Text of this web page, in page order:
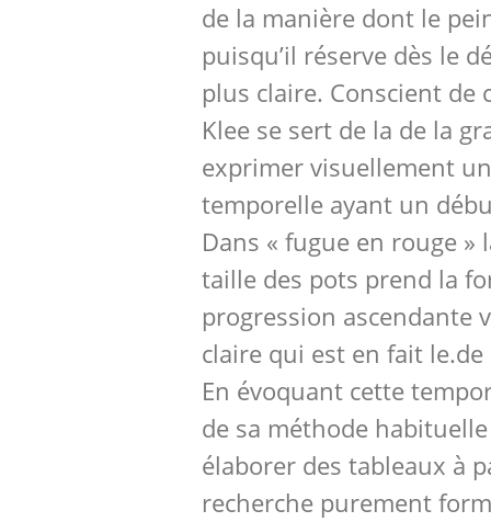
de la manière dont le
puisqu’il réserve dès le
plus claire. Conscient de
Klee se sert de la de la
exprimer visuellement
temporelle ayant un
Dans « fugue en rouge »
taille des pots prend la
progression ascendante
claire qui est en fait
En évoquant cette
de sa méthode
élaborer des tableaux à
recherche purement